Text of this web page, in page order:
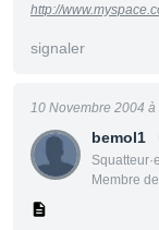
http://
signaler
bemol1
Membre
10 Novembre 2004 à